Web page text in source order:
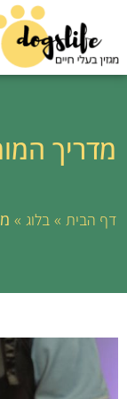
מדריך
דף הבית »בלוג »